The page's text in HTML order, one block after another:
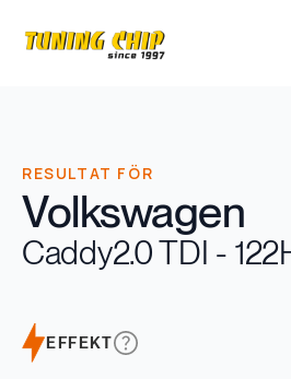
RESULTAT FÖR
Volkswagen
Caddy2.0 TDI -
EFFEKT